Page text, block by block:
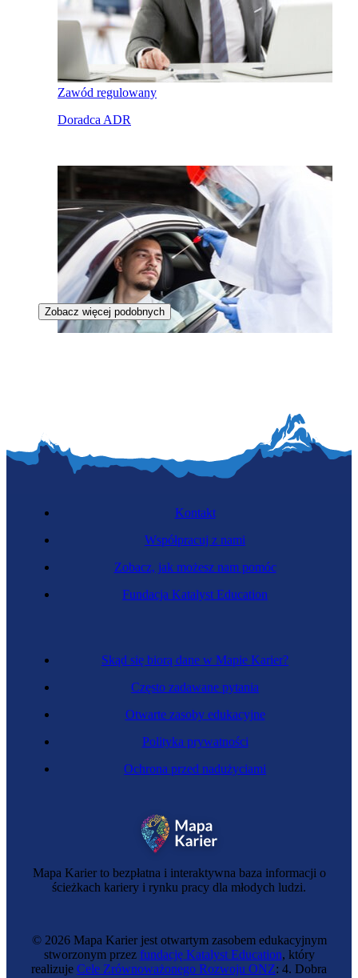
Zawód regulowany
Doradca ADR
Zawód regulowany
Zobacz więcej podobnych
Mapa Karier to bezpłatna i interaktywna baza informacji o
ścieżkach kariery i rynku pracy dla młodych ludzi.
Skąd się biorą dane w Mapie Karier?
Często zadawane pytania
Otwarte zasoby edukacyjne
Polityka prywatności
Ochrona przed nadużyciami
Kontakt
Współpracuj z nami
Zobacz, jak możesz nam pomóc
Fundacja Katalyst Education
© 2026 Mapa Karier jest otwartym zasobem edukacyjnym
stworzonym przez fundację Katalyst Education, który
realizuje Cele Zrównoważonego Rozwoju ONZ: 4. Dobra